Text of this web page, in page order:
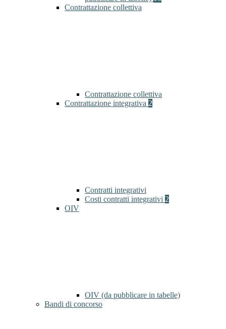
Contrattazione collettiva
Contrattazione collettiva
Contrattazione integrativa 2
Contratti integrativi
Costi contratti integrativi 2
OIV
OIV (da pubblicare in tabelle)
Bandi di concorso